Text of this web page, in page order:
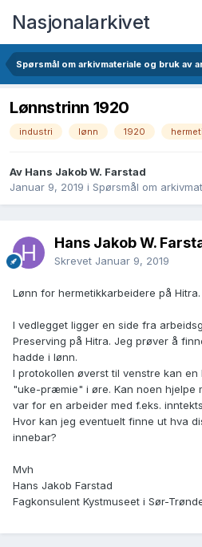
Nasjonalarkivet
Spørsmål om arkivmateriale og bruk av
Lønnstrinn 1920
industri lønn 1920
Av Hans Jakob W. Farstad
Januar 9, 2019 i Spørsmål om
Hans Jakob W.
Skrevet Januar 9, 2019
Lønn for hermetikkarbeidere på Hitra.
I vedlegget ligger en side fra
Preserving på Hitra. Jeg prøver å
hadde i lønn.
I protokollen øverst til venstre kan
"uke-præmie" i øre. Kan noen hjelpe
var for en arbeider med f.eks.
Hvor kan jeg eventuelt finne ut hva
innebar?
Mvh
Hans Jakob Farstad
Fagkonsulent Kystmuseet i Sør-